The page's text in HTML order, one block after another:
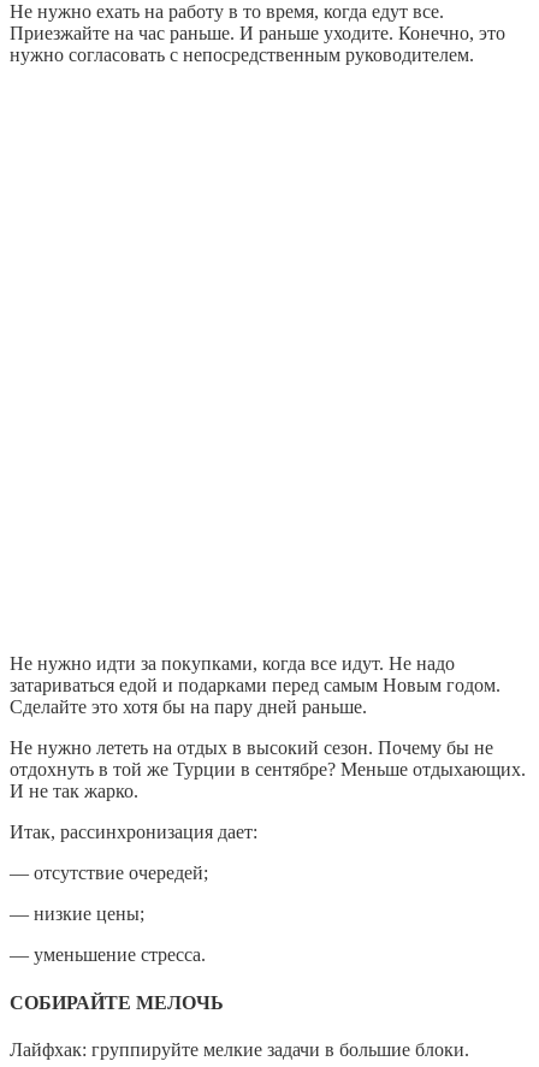
Не нужно ехать на работу в то время, когда едут все.
Приезжайте на час раньше. И раньше уходите. Конечно, это
нужно согласовать с непосредственным руководителем.
Не нужно идти за покупками, когда все идут. Не надо
затариваться едой и подарками перед самым Новым годом.
Сделайте это хотя бы на пару дней раньше.
Не нужно лететь на отдых в высокий сезон. Почему бы не
отдохнуть в той же Турции в сентябре? Меньше отдыхающих.
И не так жарко.
Итак, рассинхронизация дает:
— отсутствие очередей;
— низкие цены;
— уменьшение стресса.
СОБИРАЙТЕ МЕЛОЧЬ
Лайфхак: группируйте мелкие задачи в большие блоки.